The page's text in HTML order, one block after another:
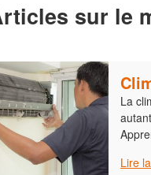
sur le
La
Lire